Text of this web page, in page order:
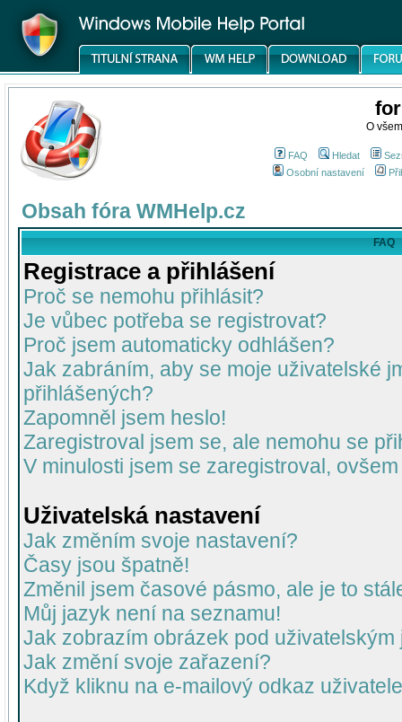
O
FAQ Hledat
Osobní nastavení
Obsah fóra WMHelp.cz
FAQ
Registrace a přihlášení
Proč se nemohu přihlásit?
Je vůbec potřeba se registrovat?
Proč jsem automaticky odhlášen?
Jak zabráním, aby se moje uživatelské
přihlášených?
Zapomněl jsem heslo!
Zaregistroval jsem se, ale nemohu se
V minulosti jsem se zaregistroval,
Uživatelská nastavení
Jak změním svoje nastavení?
Časy jsou špatně!
Změnil jsem časové pásmo, ale je to
Můj jazyk není na seznamu!
Jak zobrazím obrázek pod uživatelským
Jak změní svoje zařazení?
Když kliknu na e-mailový odkaz